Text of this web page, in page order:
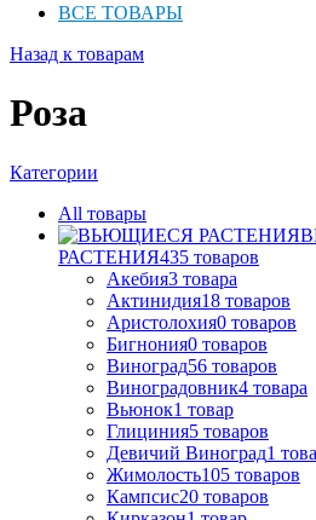
ВСЕ ТОВАРЫ
Назад к товарам
Роза
Категории
All товары
РАСТЕНИЯ435 товаров
Акебия3 товара
Актинидия18 товаров
Аристолохия0 товаров
Бигнония0 товаров
Виноград56 товаров
Виноградовник4 товара
Вьюнок1 товар
Глициния5 товаров
Девичий Виноград1
Жимолость105 товаров
Кампсис20 товаров